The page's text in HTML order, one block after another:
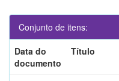
Conjunto de itens:
Data do
documento
Título